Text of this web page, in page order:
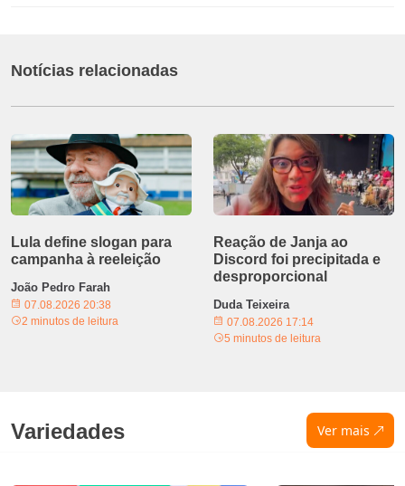
Notícias relacionadas
Lula define slogan para
campanha à reeleição
João Pedro Farah
07.08.2026 20:38
2 minutos de leitura
Reação de Janja ao
Discord foi precipitada e
desproporcional
Duda Teixeira
07.08.2026 17:14
5 minutos de leitura
Variedades Ver mais